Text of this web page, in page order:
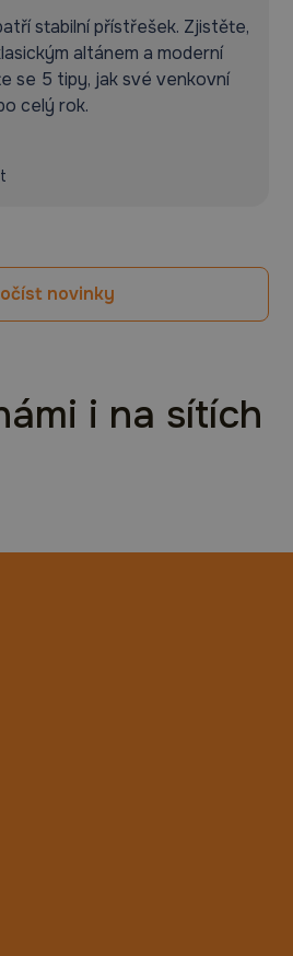
stabilní přístřešek. Zjistěte,
altánem a moderní
se 5 tipy, jak své venkovní
celý rok.
novinky
i na sítích